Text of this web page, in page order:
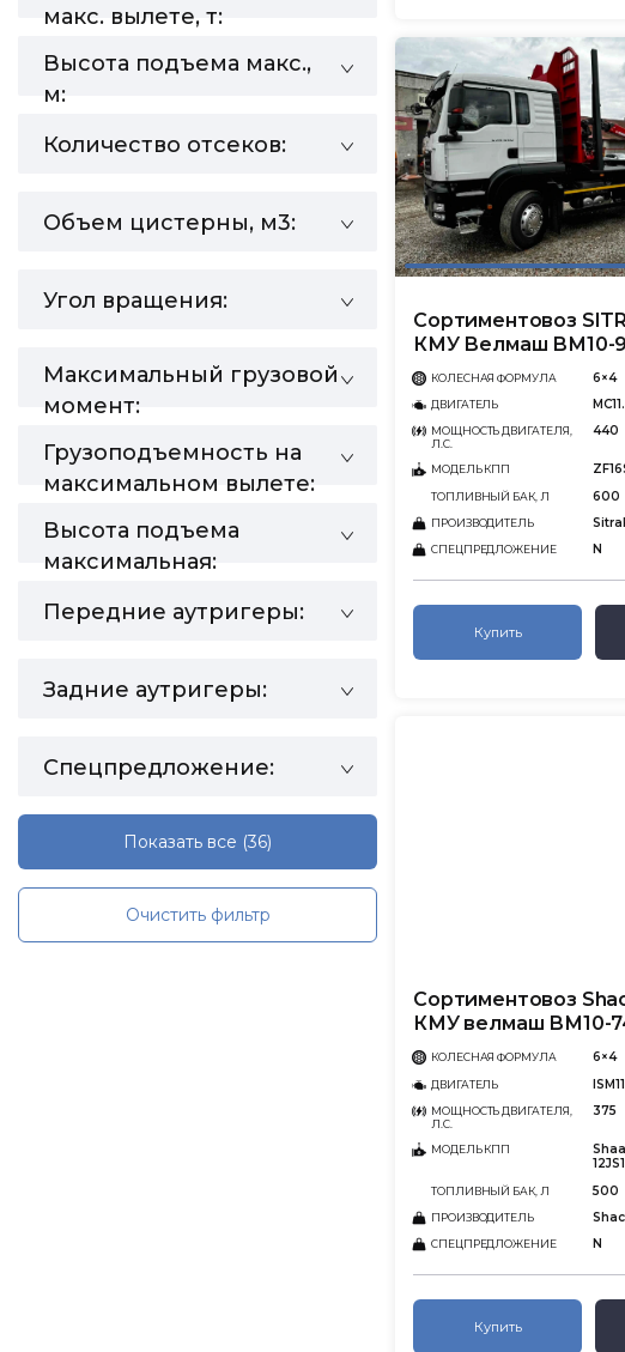
макс. вылете, т:
Высота подъема макс.,
м:
Количество отсеков:
Объем цистерны, м3:
Угол вращения:
Максимальный грузовой
момент:
Грузоподъемность на
максимальном вылете:
Высота подъема
максимальная:
Передние аутригеры:
Задние аутригеры:
Спецпредложение:
Показать все (36)
Очистить фильтр
Сортиментовоз
КМУ Велмаш ВМ10-
КОЛЕСНАЯ ФОРМУЛА 6×4
ДВИГАТЕЛЬ
МОЩНОСТЬ ДВИГАТЕЛЯ,
Л.С.
440
МОДЕЛЬ КПП
ТОПЛИВНЫЙ БАК, Л 600
ПРОИЗВОДИТЕЛЬ
СПЕЦПРЕДЛОЖЕНИЕ N
Купить
Сортиментовоз
КМУ велмаш ВМ10-
КОЛЕСНАЯ ФОРМУЛА 6×4
ДВИГАТЕЛЬ
МОЩНОСТЬ ДВИГАТЕЛЯ,
Л.С.
375
МОДЕЛЬ КПП
ТОПЛИВНЫЙ БАК, Л 500
ПРОИЗВОДИТЕЛЬ
СПЕЦПРЕДЛОЖЕНИЕ N
Купить